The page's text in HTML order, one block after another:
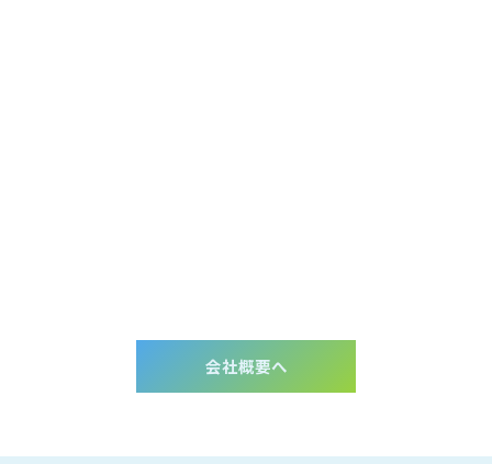
会社概要へ